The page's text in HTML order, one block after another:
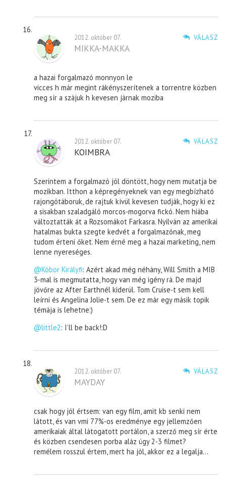
VÁLASZ
2012. október 07.
MIKKA-MAKKA
a hazai forgalmazó monnyon le
vicces h már megint rákényszerítenek a torrentre közben
meg sír a szájuk h kevesen járnak moziba
VÁLASZ
2012. október 07.
KOIMBRA
Szerintem a forgalmazó jól döntött, hogy nem mutatja be
mozikban. Itthon a képregényeknek van egy megbízható
rajongótáboruk, de rajtuk kívül kevesen tudják, hogy ki ez
a sisakban szaladgáló morcos-mogorva fickó. Nem hiába
változtatták át a Rozsomákot Farkasra. Nyilván az amerikai
hatalmas bukta szegte kedvét a forgalmazónak, meg
tudom érteni őket. Nem érné meg a hazai marketing, nem
lenne nyereséges.
@Kóbor Királyfi: Azért akad még néhány, Will Smith a MIB
3-mal is megmutatta, hogy van még igény rá. De majd
jövőre az After Earthnél kiderül. Tom Cruise-t sem kell
leírni és Angelina Jolie-t sem. De ez már egy másik topik
témája is lehetne:)
@little2: I’ll be back!:D
VÁLASZ
2012. október 07.
MAYDAY
csak hogy jól értsem: van egy film, amit kb senki nem
látott, és van vmi 77%-os eredménye egy jellemzően
amerikaiak által látogatott portálon, a szerző meg sír érte
és közben csendesen porba aláz úgy 2-3 filmet?
remélem rosszul értem, mert ha jól, akkor ez a legalja…